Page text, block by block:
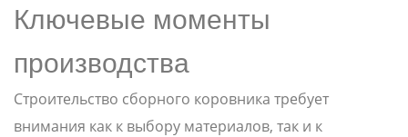
Ключевые моменты
производства
Строительство сборного коровника требует
внимания как к выбору материалов, так и к